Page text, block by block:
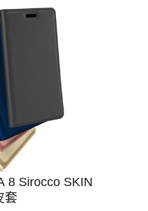
8 Sirocco SKIN
套